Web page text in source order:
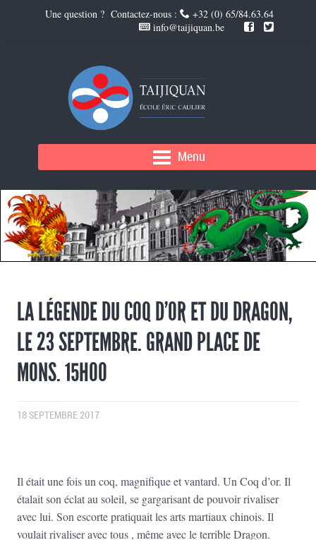
Menu
LA LÉGENDE DU COQ D’OR ET DU DRAGON,
LE 23 SEPTEMBRE. GRAND PLACE DE
MONS. 15H00
18 SEPTEMBRE 2017
Il était une fois un coq, magnifique et vantard. Un Coq d’or. Il
étalait son éclat au soleil, se gargarisant de pouvoir rivaliser
avec lui. Son escorte pratiquait les arts martiaux chinois. Il
voulait rivaliser avec tous , même avec le terrible Dragon.
Une question ? Contactez-nous :
+32 (0) 65/84.63.64
info@taijiquan.be